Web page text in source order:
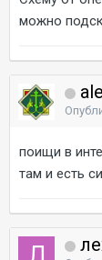
можно
поищи в
там и есть